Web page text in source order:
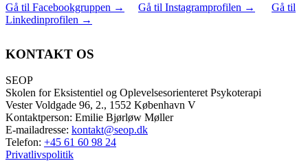
Gå til Facebookgruppen → Gå til Instagramprofilen →
Gå til
Linkedinprofilen →
KONTAKT OS
SEOP
Skolen for Eksistentiel og Oplevelsesorienteret Psykoterapi
Vester Voldgade 96, 2., 1552 København V
Kontaktperson: Emilie Bjørløw Møller
E-mailadresse: kontakt@seop.dk
Telefon: +45 61 60 98 24
Privatlivspolitik